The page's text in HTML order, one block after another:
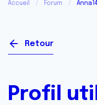
Accueil Forum
Retour
Profil